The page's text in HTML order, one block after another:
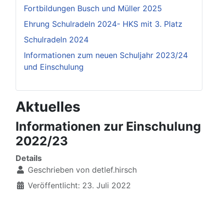
Fortbildungen Busch und Müller 2025
Ehrung Schulradeln 2024- HKS mit 3. Platz
Schulradeln 2024
Informationen zum neuen Schuljahr 2023/24
und Einschulung
Aktuelles
Informationen zur Einschulung
2022/23
Details
Geschrieben von detlef.hirsch
Veröffentlicht: 23. Juli 2022